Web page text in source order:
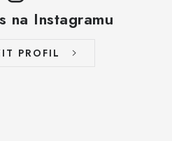
na Instagramu
PROFIL